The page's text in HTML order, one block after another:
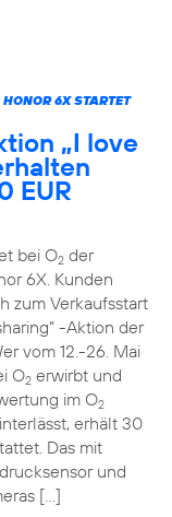
6X STARTET
„I love
EUR
bei O2der
6X. Kunden
zum Verkaufsstart
-Aktion der
vom 12.-26. Mai
O2erwirbt und
im O2
erhält 30
Das mit
und
[…]